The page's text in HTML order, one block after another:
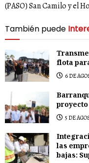
(PASO) San Camilo y el
También puede
flota
6 DE
5 DE
las
bajas: